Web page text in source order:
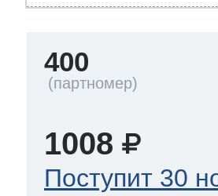
400
1008
Поступит 30